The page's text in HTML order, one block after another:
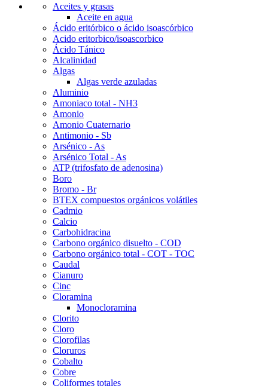
Aceites y grasas
Aceite en agua
Ácido eritórbico o ácido isoascórbico
Acido eritorbico/isoascorbico
Ácido Tánico
Alcalinidad
Algas
Algas verde azuladas
Aluminio
Amoniaco total - NH3
Amonio
Amonio Cuaternario
Antimonio - Sb
Arsénico - As
Arsénico Total - As
ATP (trifosfato de adenosina)
Boro
Bromo - Br
BTEX compuestos orgánicos volátiles
Cadmio
Calcio
Carbohidracina
Carbono orgánico disuelto - COD
Carbono orgánico total - COT - TOC
Caudal
Cianuro
Cinc
Cloramina
Monocloramina
Clorito
Cloro
Clorofilas
Cloruros
Cobalto
Cobre
Coliformes totales